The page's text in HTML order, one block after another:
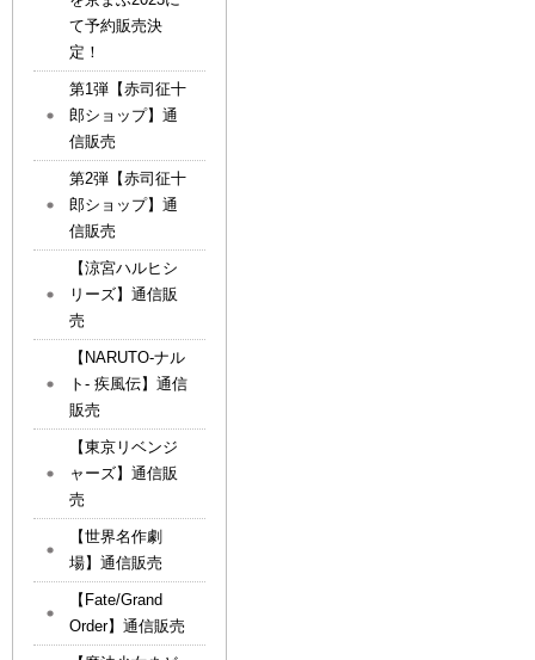
て予約販売決
定！
第1弾【赤司征十
郎ショップ】通
信販売
第2弾【赤司征十
郎ショップ】通
信販売
【涼宮ハルヒシ
リーズ】通信販
売
【NARUTO-ナル
ト- 疾風伝】通信
販売
【東京リベンジ
ャーズ】通信販
売
【世界名作劇
場】通信販売
【Fate/Grand
Order】通信販売